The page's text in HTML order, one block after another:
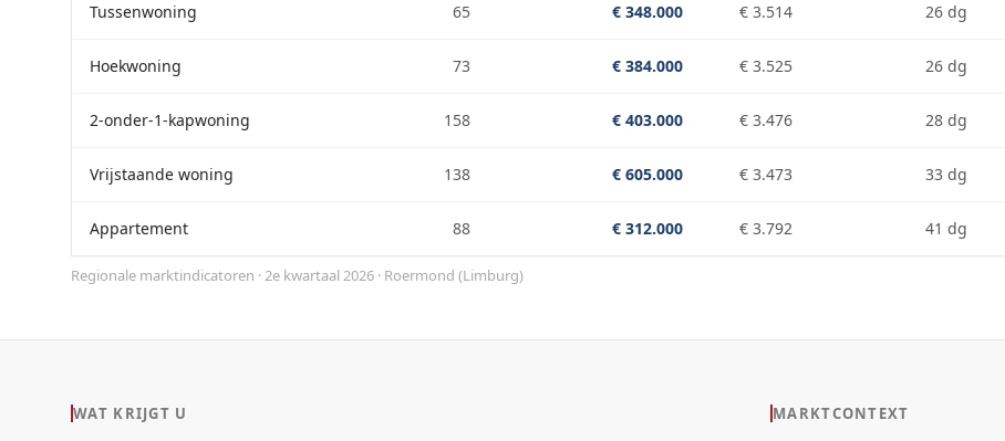
Tussenwoning 65 € 348.000 € 3.514 26 dg
Hoekwoning 73 € 384.000 € 3.525 26 dg
2-onder-1-kapwoning 158 € 403.000 € 3.476 28 dg
Vrijstaande woning 138 € 605.000 € 3.473 33 dg
Appartement 88 € 312.000 € 3.792 41 dg
Regionale marktindicatoren · 2e kwartaal 2026 · Roermond (Limburg)
WAT KRIJGT U MARKTCONTEXT